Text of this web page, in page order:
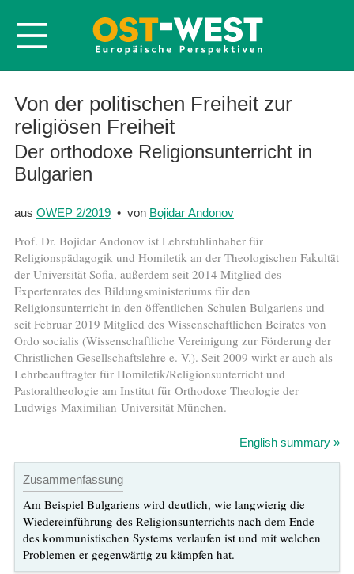
Startseite
Über OWEP
Volltexte
Probeheft
Nachbestellen
Kontakt
Von der politischen Freiheit zur
religiösen Freiheit
Der orthodoxe Religionsunterricht in
Bulgarien
aus OWEP 2/2019• von Bojidar Andonov
Prof. Dr. Bojidar Andonov ist Lehrstuhlinhaber für
Religionspädagogik und Homiletik an der Theologischen Fakultät
der Universität Sofia, außerdem seit 2014 Mitglied des
Expertenrates des Bildungsministeriums für den
Religionsunterricht in den öffentlichen Schulen Bulgariens und
seit Februar 2019 Mitglied des Wissenschaftlichen Beirates von
Ordo socialis (Wissenschaftliche Vereinigung zur Förderung der
Christlichen Gesellschaftslehre e. V.). Seit 2009 wirkt er auch als
Lehrbeauftragter für Homiletik/Religionsunterricht und
Pastoraltheologie am Institut für Orthodoxe Theologie der
Ludwigs-Maximilian-Universität München.
English summary »
Zusammenfassung
Am Beispiel Bulgariens wird deutlich, wie langwierig die
Wiedereinführung des Religionsunterrichts nach dem Ende
des kommunistischen Systems verlaufen ist und mit welchen
Problemen er gegenwärtig zu kämpfen hat.